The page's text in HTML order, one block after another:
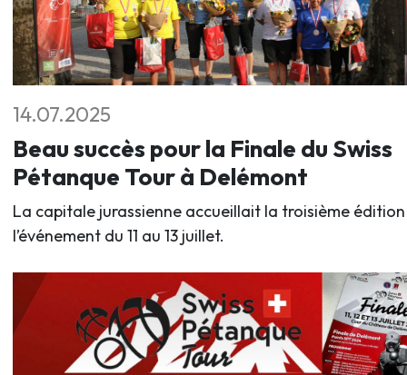
14.07.2025
Beau succès pour la Finale du Swiss
Pétanque Tour à Delémont
La capitale jurassienne accueillait la troisième
l’événement du 11 au 13 juillet.